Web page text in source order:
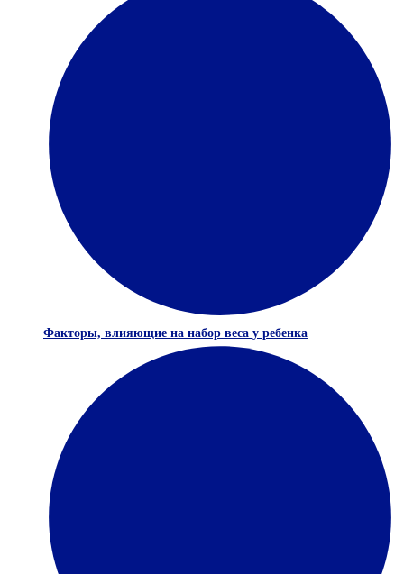
Факторы, влияющие на набор веса у ребенка